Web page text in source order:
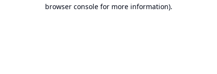
browser console for more information).